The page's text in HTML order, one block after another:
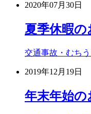
2020年07月30日
夏季休暇
交通事故・むち
2019年12月19日
年末年始